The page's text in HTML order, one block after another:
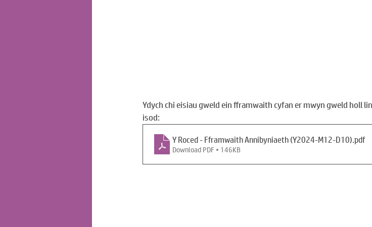
Ydych chi eisiau gweld ein fframwaith cyfan er mwyn gweld holl
isod:
Y Roced - Fframwaith Annibyniaeth (Y2024-M12-D10).pdf
Download PDF • 146KB